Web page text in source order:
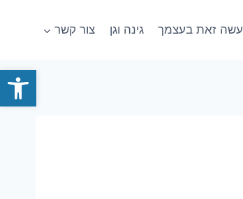
פתח
עשה זאת בעצמך גינה וגן צור קשר